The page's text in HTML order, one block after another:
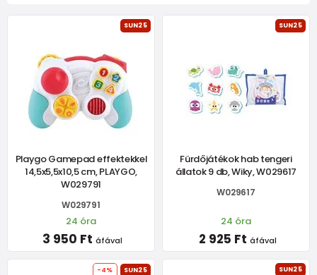
SUN25
Playgo Gamepad effektekkel
14,5x5,5x10,5 cm, PLAYGO,
W029791
W029791
24 óra
3 950 Ft áfával
SUN25
Fürdőjátékok hab tengeri
állatok 9 db, Wiky, W029617
W029617
24 óra
2 925 Ft áfával
-4% SUN25 SUN25